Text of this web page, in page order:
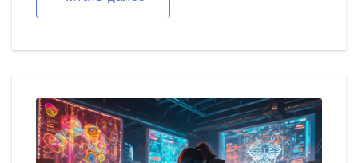
навыки востребованы и как улучшить свои